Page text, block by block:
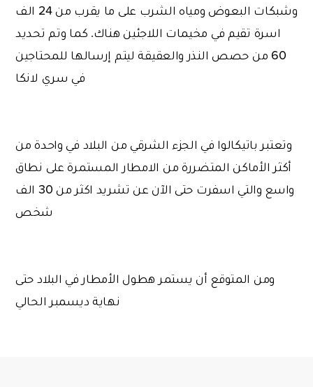
وشبكات البعوض ومياه الشرب على ما يقرب من 24 الف
اسرة تقيم في مخيمات اللاجئين هناك. كما وتم تحديد
60 من حصص النذر والعقيقة ليتم إرسالها للمحتاجين
في سري لانكا
وتعتبر باتيكالوا في الجزء الشرقي من البلاد في واحدة من
أكثر الأماكن المتضررة من الامطار المستمرة على نطاق
واسع والتي اسفرت حتى الآن عن تشريد اكثر من 30 الف
شخص
ومن المتوقع أن يستمر هطول الأمطار في البلاد حتى
نهاية ديسمبر الحالي